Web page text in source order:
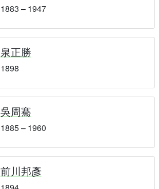
1883 – 1947
泉正勝
1898
吳周騫
1885 – 1960
前川邦彥